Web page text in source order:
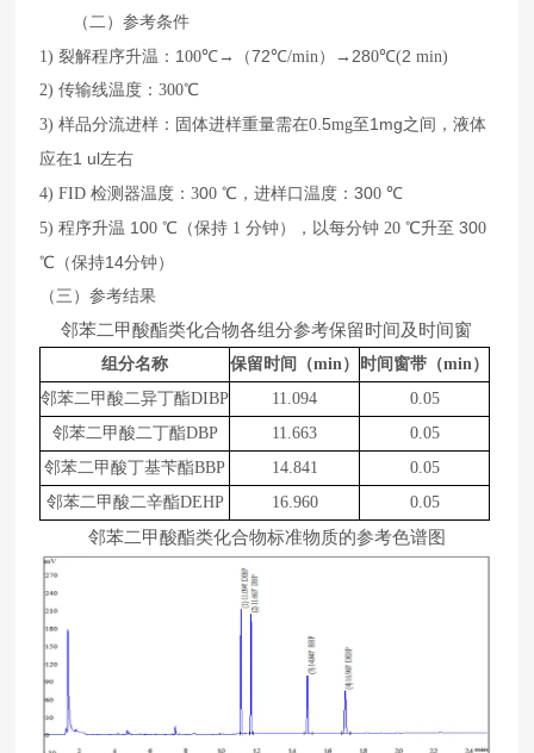
（二）参考条件
1)裂解程序升温： 100℃→（72℃/min）→280℃(2 min)
2)传输线温度：300℃
3)样品分流进样： 固体进样重量需在0.5mg至 1mg之间，液体
应在1 ul左右
4)FID检测器温度：300℃，进样口温度：300℃
5)程序升温 100℃（保持 1分钟），以每分钟20℃升至300
℃（保持14分钟）
（三）参考结果
邻苯二甲酸酯类化合物各组分参考保留时间及时间窗
组分名称 保留时间（min） 时间窗带（min）
邻苯二甲酸二异丁酯DIBP
11.094
0.05
邻苯二甲酸二丁酯DBP
11.663
0.05
邻苯二甲酸丁基苄酯BBP
14.841
0.05
邻苯二甲酸二辛酯DEHP
16.960 0.05
邻苯二甲酸酯类化合物标准物质的参考色谱图